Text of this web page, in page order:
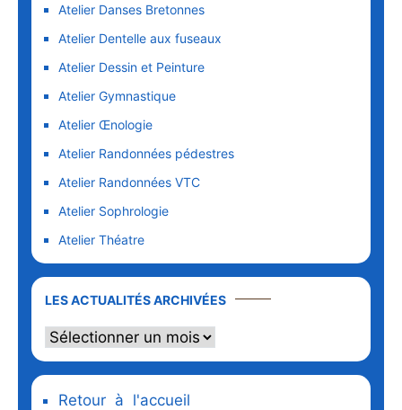
Atelier Danses Bretonnes
Atelier Dentelle aux fuseaux
Atelier Dessin et Peinture
Atelier Gymnastique
Atelier Œnologie
Atelier Randonnées pédestres
Atelier Randonnées VTC
Atelier Sophrologie
Atelier Théatre
LES ACTUALITÉS ARCHIVÉESLes
Retour à l'accueil